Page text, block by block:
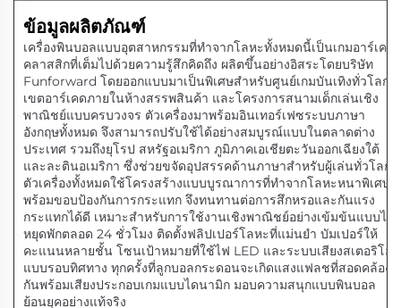
ข้อมูลผลิตภัณฑ์
เครื่องพินบอลแบบอุตสาหกรรมที่ทำจากโลหะทั้งหมดนี้เป็นเกมอาร์เคด
คลาสสิกที่เต็มไปด้วยความรู้สึกคิดถึง ผลิตขึ้นอย่างอิสระโดยบริษัท
Funforward โดยออกแบบมาเป็นพิเศษสำหรับศูนย์เกมบันเทิงทั่วโลก
เขตอาร์เคดภายในห้างสรรพสินค้า และโครงการสนามเด็กเล่นเชิง
พาณิชย์แบบครบวงจร ตัวเครื่องมาพร้อมอินเทอร์เฟซระบบภาษา
อังกฤษทั้งหมด จึงสามารถปรับใช้ได้อย่างสมบูรณ์แบบในตลาดต่าง
ประเทศ รวมถึงยุโรป สหรัฐอเมริกา ภูมิภาคเอเชียตะวันออกเฉียงใต้
และละตินอเมริกา ซึ่งช่วยขจัดอุปสรรคด้านภาษาสำหรับผู้เล่นทั่วโลก
ตัวเครื่องทั้งหมดใช้โครงสร้างแบบบูรณาการที่ทำจากโลหะหนาพิเศษ
พร้อมขอบป้องกันการกระแทก จึงทนทานต่อการสึกหรอและกันแรง
กระแทกได้ดี เหมาะสำหรับการใช้งานเชิงพาณิชย์อย่างเข้มข้นแบบไม่
หยุดพักตลอด 24 ชั่วโมง ติดตั้งฟลิปเปอร์โลหะที่แม่นยำ บัมเปอร์ให้
คะแนนหลายชั้น โซนเป้าหมายที่ใช้ไฟ LED และระบบเสียงสเตอริโอ
แบบรอบทิศทาง ทุกครั้งที่ลูกบอลกระดอนจะเกิดแสงแฟลชที่สอดคล้อง
กันพร้อมเสียงประกอบเกมแบบไดนามิก มอบความสนุกแบบพินบอล
ย้อนยุคอย่างแท้จริง